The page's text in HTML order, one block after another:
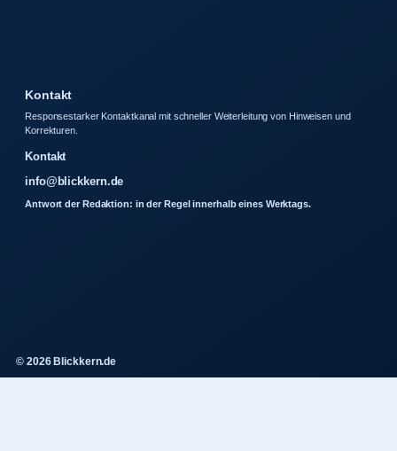
Kontakt
Responsestarker Kontaktkanal mit schneller Weiterleitung von Hinweisen und
Korrekturen.
Kontakt
info@blickkern.de
Antwort der Redaktion: in der Regel innerhalb eines Werktags.
© 2026 Blickkern.de